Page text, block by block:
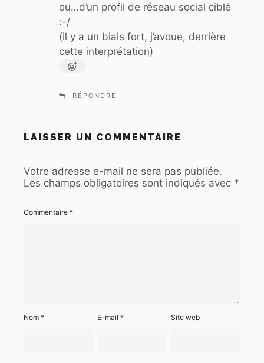
ou…d’un profil de réseau social ciblé
:-/
(il y a un biais fort, j’avoue, derrière
cette interprétation)
RÉPONDRE
LAISSER UN COMMENTAIRE
Votre adresse e-mail ne sera pas publiée.
Les champs obligatoires sont indiqués avec *
Commentaire *
Nom * E-mail* Site web